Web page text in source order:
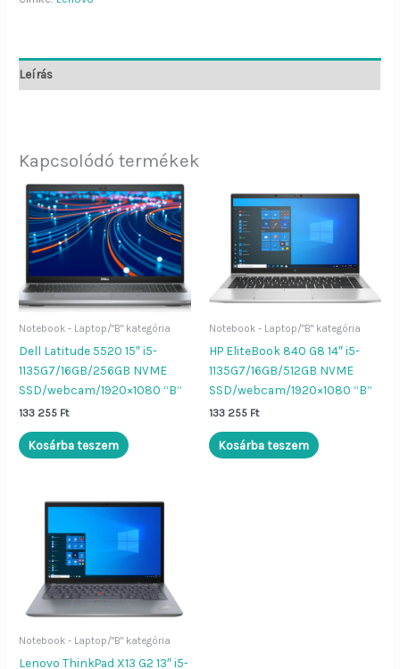
Leírás
Kapcsolódó termékek
Notebook - Laptop/"B" kategória
Dell Latitude 5520 15″ i5-
1135G7/16GB/256GB NVME
SSD/webcam/1920×1080 “B”
133 255 Ft
Kosárba teszem
Notebook - Laptop/"B" kategória
HP EliteBook 840 G8 14″ i5-
1135G7/16GB/512GB NVME
SSD/webcam/1920×1080 “B”
133 255 Ft
Kosárba teszem
Notebook - Laptop/"B" kategória
Lenovo ThinkPad X13 G2 13″ i5-
Dier Job asszisztens